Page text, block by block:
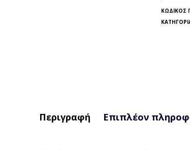
ΚΩΔΙΚΌΣ
Περιγραφή Επιπλέον